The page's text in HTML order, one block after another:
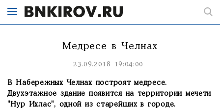
Медресе в Челнах
23.09.2018 19:04:00
В Набережных Челнах построят медресе.
Двухэтажное здание появится на территории мечети
"Нур Ихлас", одной из старейших в городе.